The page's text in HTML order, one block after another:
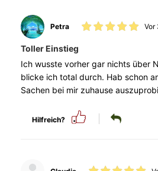
Petra Vor
Toller Einstieg
Ich wusste vorher gar nichts über
blicke ich total durch. Hab schon
Sachen bei mir zuhause
Hilfreich?